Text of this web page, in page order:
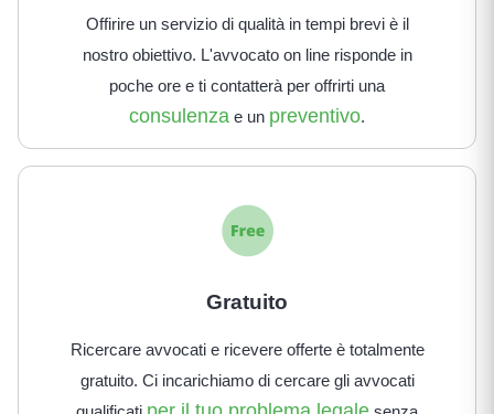
Offirire un servizio di qualità in tempi brevi è il
nostro obiettivo. L'avvocato on line risponde in
poche ore e ti contatterà per offrirti una
consulenza e un preventivo.
Gratuito
Ricercare avvocati e ricevere offerte è totalmente
gratuito. Ci incarichiamo di cercare gli avvocati